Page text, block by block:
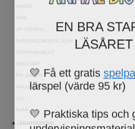
SAMER
PÅSK
VM I FOTBOLL
NATIONALDAGEN 6 JUNI
TERMINSAVSLUT
SKOLSTART
FN-DAGEN
HALLOWEEN
JUL
NYÅR
★ LÄRARVERKTYG
EN BRA
💛 Få ett gratis
lärspel (värde 95 kr)
💛 Praktiska tips och